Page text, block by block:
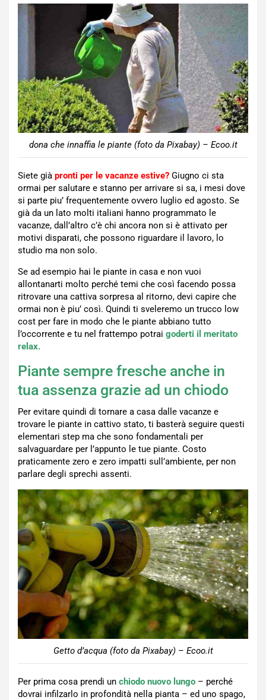
dona che innaffia le piante (foto da Pixabay) – Ecoo.it
Siete già pronti per le vacanze estive? Giugno ci sta
ormai per salutare e stanno per arrivare si sa, i mesi dove
si parte piu’ frequentemente ovvero luglio ed agosto. Se
già da un lato molti italiani hanno programmato le
vacanze, dall’altro c’è chi ancora non si è attivato per
motivi disparati, che possono riguardare il lavoro, lo
studio ma non solo.
Se ad esempio hai le piante in casa e non vuoi
allontanarti molto perché temi che così facendo possa
ritrovare una cattiva sorpresa al ritorno, devi capire che
ormai non è piu’ così. Quindi ti sveleremo un trucco low
cost per fare in modo che le piante abbiano tutto
l’occorrente e tu nel frattempo potrai goderti il meritato
relax.
Piante sempre fresche anche in
tua assenza grazie ad un chiodo
Per evitare quindi di tornare a casa dalle vacanze e
trovare le piante in cattivo stato, ti basterà seguire questi
elementari step ma che sono fondamentali per
salvaguardare per l’appunto le tue piante. Costo
praticamente zero e zero impatti sull’ambiente, per non
parlare degli sprechi assenti.
Getto d’acqua (foto da Pixabay) – Ecoo.it
Per prima cosa prendi un chiodo nuovo lungo – perché
dovrai infilzarlo in profondità nella pianta – ed uno spago,